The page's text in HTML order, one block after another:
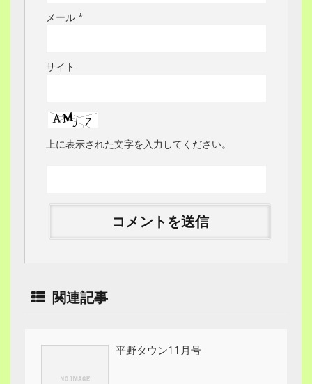
メール *
サイト
上に表示された文字を入力してください。
関連記事
平野タウン11月号